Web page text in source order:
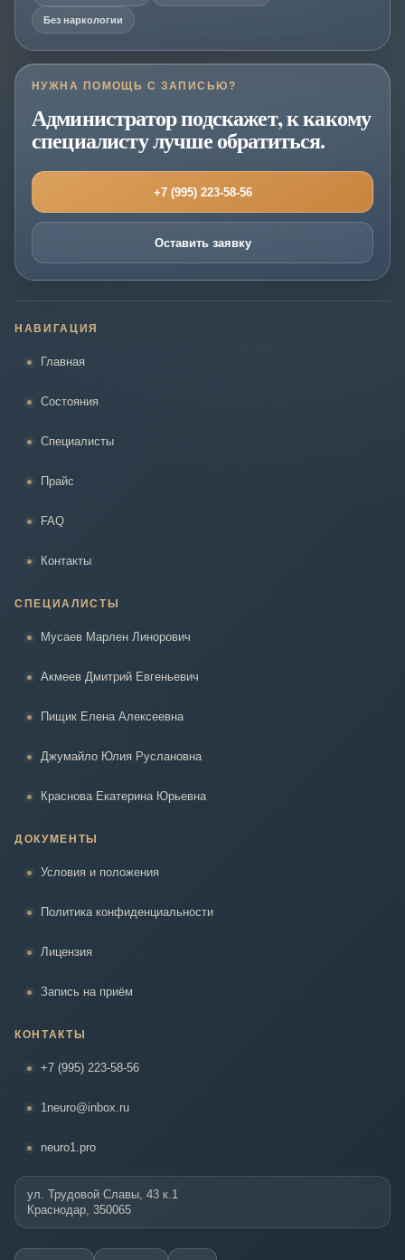
Без наркологии
НУЖНА ПОМОЩЬ С ЗАПИСЬЮ?
Администратор подскажет, к какому
специалисту лучше обратиться.
+7 (995) 223-58-56
Оставить заявку
НАВИГАЦИЯ
Главная
Состояния
Специалисты
Прайс
FAQ
Контакты
СПЕЦИАЛИСТЫ
Мусаев Марлен Линорович
Акмеев Дмитрий Евгеньевич
Пищик Елена Алексеевна
Джумайло Юлия Руслановна
Краснова Екатерина Юрьевна
ДОКУМЕНТЫ
Условия и положения
Политика конфиденциальности
Лицензия
Запись на приём
КОНТАКТЫ
+7 (995) 223-58-56
1neuro@inbox.ru
neuro1.pro
ул. Трудовой Славы, 43 к.1
Краснодар, 350065